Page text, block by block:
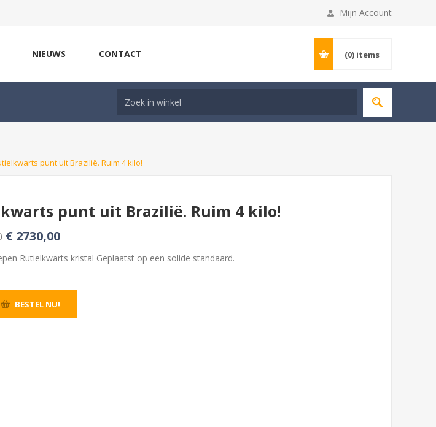
Mijn Account
NIEUWS CONTACT (0) items
punt uit Brazilië. Ruim 4 kilo!
punt uit Brazilië. Ruim 4 kilo!
€ 2730,00
Rutielkwarts kristal Geplaatst op een solide standaard.